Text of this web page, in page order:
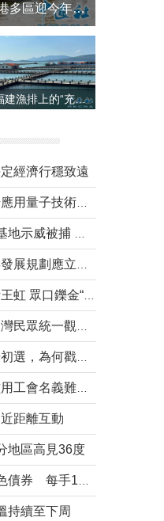
天文台錄最高氣溫34.7度 香港多區迎今年最熱一天
探訪福建漁排上的“充電寶”
經濟行穩致遠
距離互動
地區高見36度
持續至下周